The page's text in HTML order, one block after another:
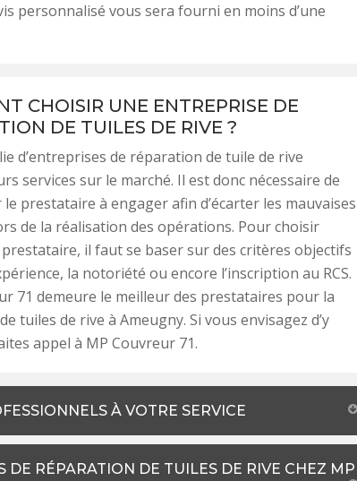
personnalisé vous sera fourni en moins d’une
CHOISIR UNE ENTREPRISE DE
DE TUILES DE RIVE ?
d’entreprises de réparation de tuile de rive
services sur le marché. Il est donc nécessaire de
prestataire à engager afin d’écarter les mauvaises
de la réalisation des opérations. Pour choisir
il faut se baser sur des critères objectifs
la notoriété ou encore l’inscription au RCS.
71 demeure le meilleur des prestataires pour la
tuiles de rive à Ameugny. Si vous envisagez d’y
appel à MP Couvreur 71.
À VOTRE SERVICE
RÉPARATION DE TUILES DE RIVE CHEZ MP